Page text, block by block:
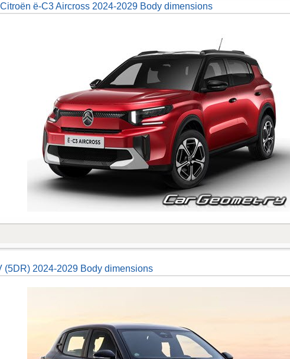
ë-C3 Aircross 2024-2029 Body dimensions
(5DR) 2024-2029 Body dimensions